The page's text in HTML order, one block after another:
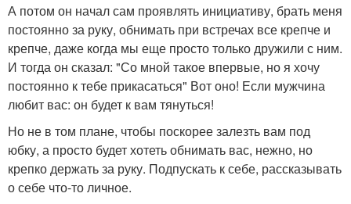
А потом он начал сам проявлять инициативу, брать меня
постоянно за руку, обнимать при встречах все крепче и
крепче, даже когда мы еще просто только дружили с ним.
И тогда он сказал: "Со мной такое впервые, но я хочу
постоянно к тебе прикасаться" Вот оно! Если мужчина
любит вас: он будет к вам тянуться!
Но не в том плане, чтобы поскорее залезть вам под
юбку, а просто будет хотеть обнимать вас, нежно, но
крепко держать за руку. Подпускать к себе, рассказывать
о себе что-то личное.